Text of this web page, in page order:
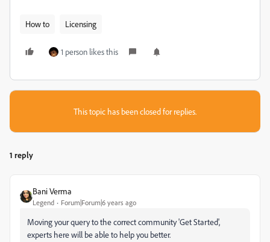
How to Licensing
1 person likes this
This topic has been closed for replies.
1 reply
Bani Verma
Legend Forum|Forum|6 years ago
Moving your query to the correct community 'Get Started',
experts here will be able to help you better.